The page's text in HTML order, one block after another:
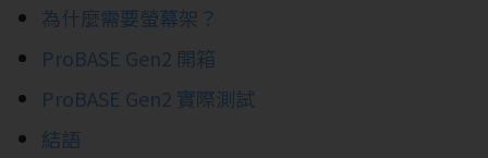
為什麼需要螢幕架？
ProBASE Gen2 開箱
ProBASE Gen2 實際測試
結語